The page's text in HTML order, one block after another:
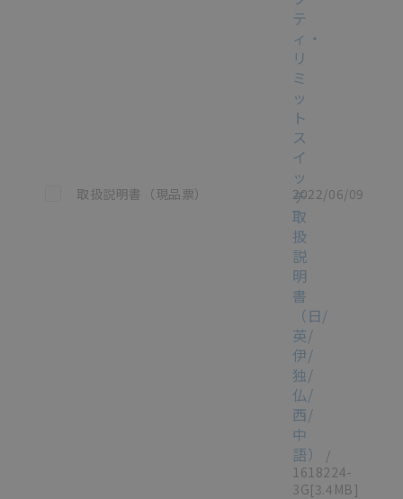
この資料を選択
取扱説明書（現品票）
テ
ィ・
リ
ミ
ッ
ト
ス
イ
ッ
チ
取
扱
説
明
書
（日/
英/
伊/
独/
仏/
西/
中
語）
/
1618224-
3G[3.4MB]
2022/06/09